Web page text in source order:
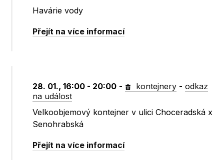
Havárie vody
Přejít na více informací
28. 01., 16:00 - 20:00 - kontejnery -odkaz
na událost
Velkoobjemový kontejner v ulici Choceradská x
Senohrabská
Přejít na více informací